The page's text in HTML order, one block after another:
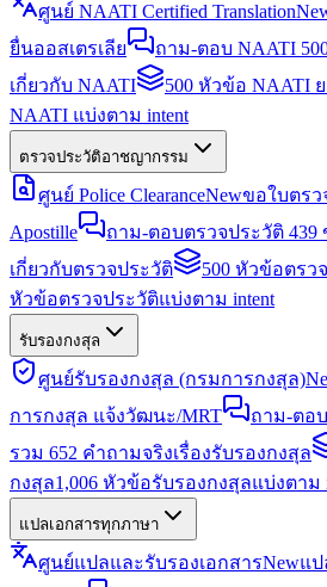
ศูนย์ NAATI Certified Translation
ยื่นออสเตรเลีย
ถาม-ตอบ NAATI
เกี่ยวกับ NAATI
500 หัวข้อ NAATI
NAATI แบ่งตาม intent
ตรวจประวัติอาชญากรรม
ศูนย์ Police ClearanceNewขอใบตร
Apostille
ถาม-ตอบตรวจประวัติ 439
เกี่ยวกับตรวจประวัติ
500 หัวข้อตรว
หัวข้อตรวจประวัติแบ่งตาม intent
รับรองกงสุล
ศูนย์รับรองกงสุล (กรมการกงสุล)
การกงสุล แจ้งวัฒนะ/MRT
ถาม-ตอ
รวม 652 คำถามจริงเรื่องรับรองกงสุล
กงสุล1,006 หัวข้อรับรองกงสุลแบ่งตาม
แปลเอกสารทุกภาษา
ศูนย์แปลและรับรองเอกสารNewแป